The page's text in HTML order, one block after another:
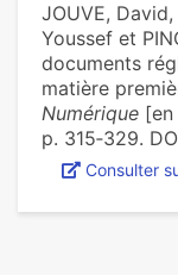
JOUVE,
Youssef et
documents
matière
Numérique
p. 315‑329.
Consulter